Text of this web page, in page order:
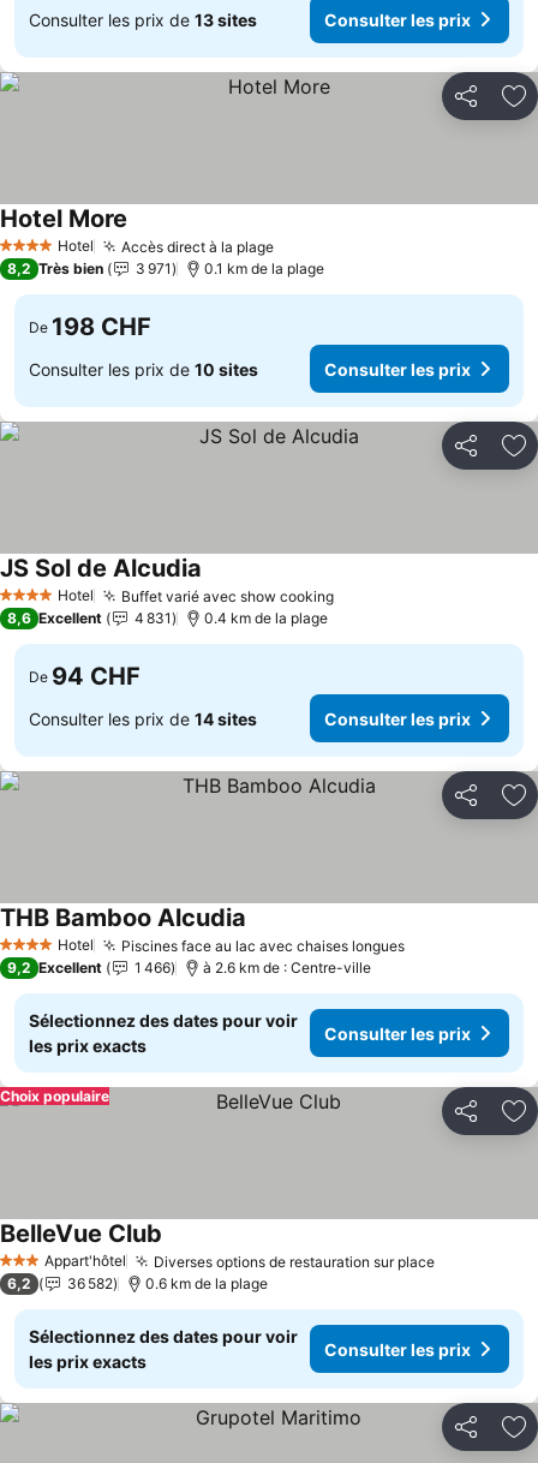
Consulter les prix de 13 sites Consulter les prix
Partager
4 Étoiles Hotel Accès direct à la plage
Hotel More
8,2 Très bien 3 971 0.1 km de la plage
De 198 CHF
Consulter les prix de 10 sites Consulter les prix
Partager
4 Étoiles Hotel Buffet varié avec show cooking
JS Sol de Alcudia
8,6 Excellent 4 831 0.4 km de la plage
De 94 CHF
Consulter les prix de 14 sites Consulter les prix
Partager
4 Étoiles Hotel Piscines face au lac avec chaises longues
THB Bamboo Alcudia
9,2 Excellent 1 466 à 2.6 km de : Centre-ville
Sélectionnez des dates pour voir
les prix exacts
Consulter les prix
Partager
Choix populaire
3 ÉtoilesAppart'hôtel Diverses options de restauration sur place
BelleVue Club
6,2 36 582 0.6 km de la plage
Sélectionnez des dates pour voir
les prix exacts
Consulter les prix
Partager